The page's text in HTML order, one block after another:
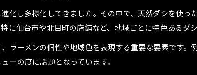
ラーメン生活を変える無添加
天然出汁ラーメンの美味しさ再発
化し多様化してきました。その中で、天然ダシを使
に仙台市や北目町の店舗など、地域ごとに特色あるダ
ラーメンの個性や地域色を表現する重要な要素です
ーの度に話題となっています。